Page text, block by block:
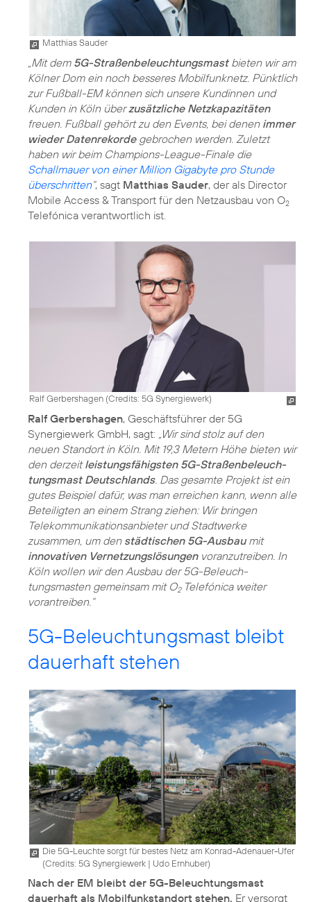
Matthias Sauder
„Mit dem 5G-Straßenbeleuchtungsmastbieten wir am
Kölner Dom ein noch besseres Mobilfunknetz. Pünktlich
zur Fußball-EM können sich unsere Kundinnen und
Kunden in Köln überzusätzliche Netzkapazitäten
freuen. Fußball gehört zu den Events, bei denen immer
wieder Datenrekordegebrochen werden. Zuletzt
haben wir beim Champions-League-Finale die
Schallmauer von einer Million Gigabyte pro Stunde
überschritten“, sagt Matthias Sauder, der als Director
Mobile Access & Transport für den Netzausbau von O2
Telefónica verantwortlich ist.
Ralf Gerbershagen (Credits: 5G Synergiewerk)
Ralf Gerbershagen, Geschäftsführer der 5G
Synergiewerk GmbH, sagt: „Wir sind stolz auf den
neuen Standort in Köln. Mit 19,3 Metern Höhe bieten wir
den derzeitleistungsfähigsten 5G-Straßenbeleuch­
tungsmast Deutschlands. Das gesamte Projekt ist ein
gutes Beispiel dafür, was man erreichen kann, wenn alle
Beteiligten an einem Strang ziehen: Wir bringen
Telekommunikationsanbieter und Stadtwerke
zusammen, um den städtischen 5G-Ausbaumit
innovativen Vernetzungslösungenvoranzutreiben. In
Köln wollen wir den Ausbau der 5G-Beleuch­
tungsmasten gemeinsam mit O2Telefónica weiter
vorantreiben.“
5G-Beleuchtungsmast bleibt
dauerhaft stehen
Die 5G-Leuchte sorgt für bestes Netz am Konrad-Adenauer-Ufer
(Credits: 5G Synergiewerk | Udo Ernhuber)
Nach der EM bleibt der 5G-Beleuchtungsmast
dauerhaft als Mobilfunkstandort stehen. Er versorgt